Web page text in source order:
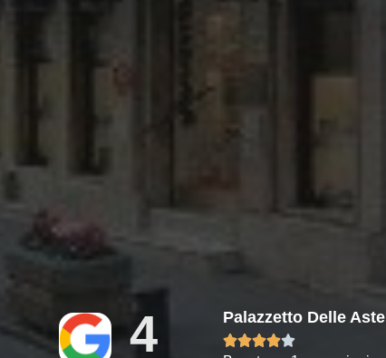
4 Palazzetto Delle Aste
